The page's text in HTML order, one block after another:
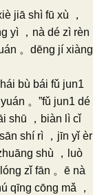
jiā shì fū xù ，
yì ，nà dé zì rèn
。dēng jí xiàng
bù bái fǔ jun1
。”fǔ jun1 dé
shū ，biàn lì cǐ
shí rì ，jīn yǐ èr
shù ，luò
zǐ fān 。ē nà
qīng cōng mǎ ，